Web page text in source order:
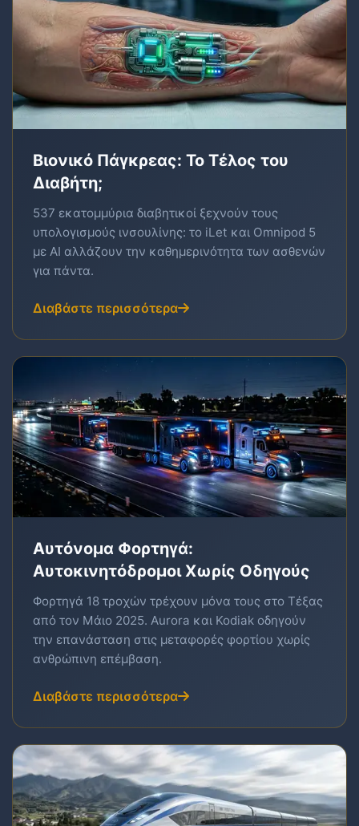
Βιονικό Πάγκρεας: Το Τέλος του
Διαβήτη;
537 εκατομμύρια διαβητικοί ξεχνούν τους
υπολογισμούς ινσουλίνης: το iLet και Omnipod 5
με AI αλλάζουν την καθημερινότητα των ασθενών
για πάντα.
Διαβάστε περισσότερα
Αυτόνομα Φορτηγά:
Αυτοκινητόδρομοι Χωρίς Οδηγούς
Φορτηγά 18 τροχών τρέχουν μόνα τους στο Τέξας
από τον Μάιο 2025. Aurora και Kodiak οδηγούν
την επανάσταση στις μεταφορές φορτίου χωρίς
ανθρώπινη επέμβαση.
Διαβάστε περισσότερα